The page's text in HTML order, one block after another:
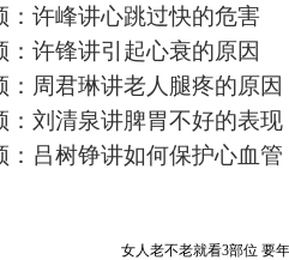
：许峰讲心跳过快的危害
：许锋讲引起心衰的原因
：周君琳讲老人腿疼的原因
：刘清泉讲脾胃不好的表现
：吕树铮讲如何保护心血管
女人老不老就看3部位 要